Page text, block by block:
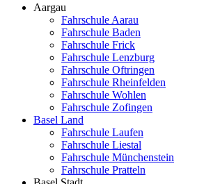
Aargau
Fahrschule Aarau
Fahrschule Baden
Fahrschule Frick
Fahrschule Lenzburg
Fahrschule Oftringen
Fahrschule Rheinfelden
Fahrschule Wohlen
Fahrschule Zofingen
Basel Land
Fahrschule Laufen
Fahrschule Liestal
Fahrschule Münchenstein
Fahrschule Pratteln